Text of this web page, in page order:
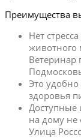
Преимущества
Нет
животного
Это удобно
здоровья
на дому не
Улица